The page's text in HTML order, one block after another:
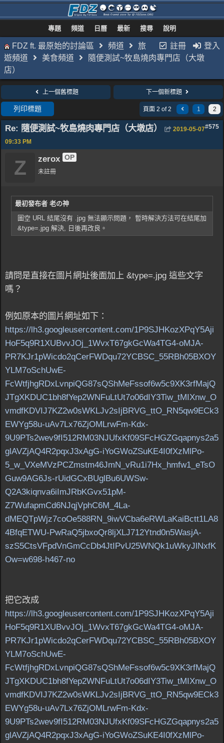
專題 頻道 日曆 最新 搜尋 說明
註冊 登入
FDZ ft. 最原始的討論區 頻道
旅
遊頻道
美食頻道
隨便測試~牧島燒肉專門店（大墩
店）
上一個舊標題 下一個新標題
列印標題 頁面 2 of 2 1 2
Re: 隨便測試~牧島燒肉專門店（大墩店） #575
2019-05-07
09:33 PM
Z zerox OP
未註冊
最初發布者 老の神
圖空 URL 結尾沒有 .jpg 無法顯示問題， 暫時解決方法可在結尾加
&type=.jpg 解決, 日後再改良。
請問是直接在圖片網址後面加上 &type=.jpg 這些文字
嗎？
例如原本的圖片網址如下：
https://lh3.googleusercontent.com/1P9SJHKozXPqY5Aji
HoF5q9R1XUBvvJOj_1WvxT67gkGcWa4TG4-oMJA-
PR7KJr1pWicdo2qCerFWDqu72YCBSC_55RBh05BXOY
YLM7oSchUwE-
FcWtfjhgRDxLvnpiQG87sQShMeFssof6w5c9XK3rfMajQ
JTgXKDUC1bh8fYep2WNFuLtUt7o06dIY3Tiw_tMIXnw_O
vmdfKDVIJ7KZ2w0sWKLJv2sIjBRVG_ttO_RN5qw9ECk3
EWYg58u-uAv7Lx76ZjOMLrwFm-Kdx-
9U9PTs2wev9fI512RM03NJUfxKf09SFcHGZGqapnys2a5
glAVZjAQ4R2pqxJ3xAgG-iYoGWoZSuKE4I0fXzMlPo-
5_w_VXeMVzPCZmstm46JmN_vRu1i7Hx_hmfw1_eTsO
Guw9AG6Js-rUidGCxBUglBu6UWSw-
Q2A3kiqnva6iImJRbKGvx51pM-
Z7WufapmCd6NJqjVphC6M_4La-
dMEQTpWjz7coOe588RN_9iwVCba6eRWLaKaiBctt1LA8
4BfqETWU-PwRaQ5jbxoQr8ljXLJ712Ytnd0n5WasjA-
szS5CtsVFpdVnGmCcDb4JtIPvU25WNQk1uWkyJlNxfK
Ow=w698-h467-no
把它改成
https://lh3.googleusercontent.com/1P9SJHKozXPqY5Aji
HoF5q9R1XUBvvJOj_1WvxT67gkGcWa4TG4-oMJA-
PR7KJr1pWicdo2qCerFWDqu72YCBSC_55RBh05BXOY
YLM7oSchUwE-
FcWtfjhgRDxLvnpiQG87sQShMeFssof6w5c9XK3rfMajQ
JTgXKDUC1bh8fYep2WNFuLtUt7o06dIY3Tiw_tMIXnw_O
vmdfKDVIJ7KZ2w0sWKLJv2sIjBRVG_ttO_RN5qw9ECk3
EWYg58u-uAv7Lx76ZjOMLrwFm-Kdx-
9U9PTs2wev9fI512RM03NJUfxKf09SFcHGZGqapnys2a5
glAVZjAQ4R2pqxJ3xAgG-iYoGWoZSuKE4I0fXzMlPo-